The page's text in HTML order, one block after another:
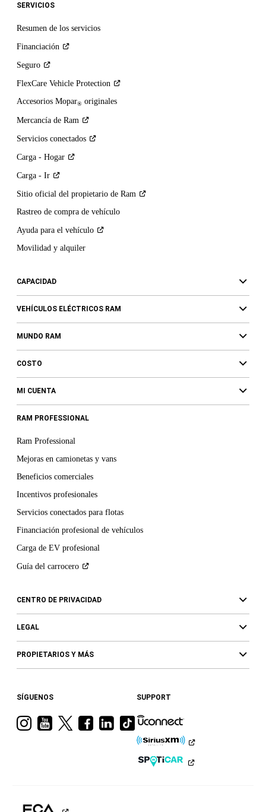
SERVICIOS
Resumen de los servicios
Financiación
Seguro
FlexCare Vehicle Protection
Accesorios Mopar® originales
Mercancía de Ram
Servicios conectados
Carga - Hogar
Carga - Ir
Sitio oficial del propietario de Ram
Rastreo de compra de vehículo
Ayuda para el vehículo
Movilidad y alquiler
CAPACIDAD
VEHÍCULOS ELÉCTRICOS RAM
MUNDO RAM
COSTO
MI CUENTA
RAM PROFESSIONAL
Ram Professional
Mejoras en camionetas y vans
Beneficios comerciales
Incentivos profesionales
Servicios conectados para flotas
Financiación profesional de vehículos
Carga de EV profesional
Guía del carrocero
CENTRO DE PRIVACIDAD
LEGAL
PROPIETARIOS Y MÁS
SÍGUENOS
VisitaVisitaVisitaVisitaVisita
Ram
Visita
a
Ram
en
SUPPORT